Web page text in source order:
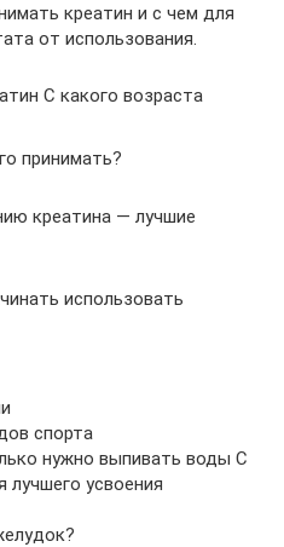
креатин и с чем для
от использования.
С какого возраста
принимать?
креатина — лучшие
использовать
спорта
нужно выпивать воды С
усвоения